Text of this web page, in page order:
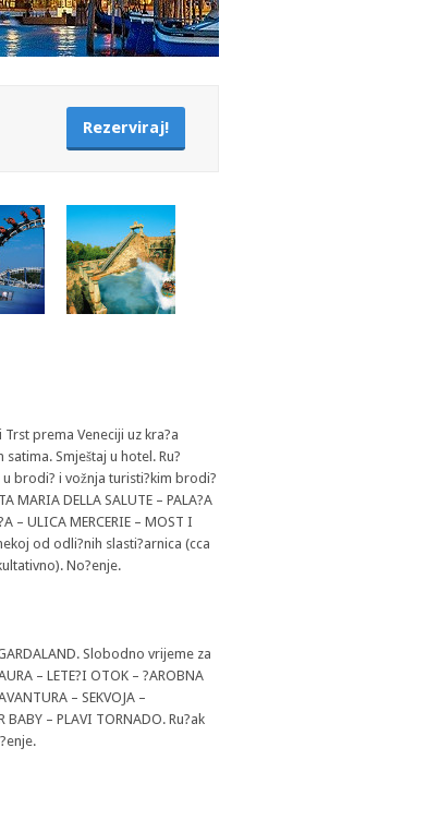
Rezerviraj!
prema Veneciji uz kra?a
Smještaj u hotel. Ru?
brodi? i vožnja turisti?kim brodi?
MARIA DELLA SALUTE – PALA?A
– ULICA MERCERIE – MOST I
od odli?nih slasti?arnica (cca
No?enje.
Slobodno vrijeme za
– LETE?I OTOK – ?AROBNA
– SEKVOJA –
BABY – PLAVI TORNADO. Ru?ak